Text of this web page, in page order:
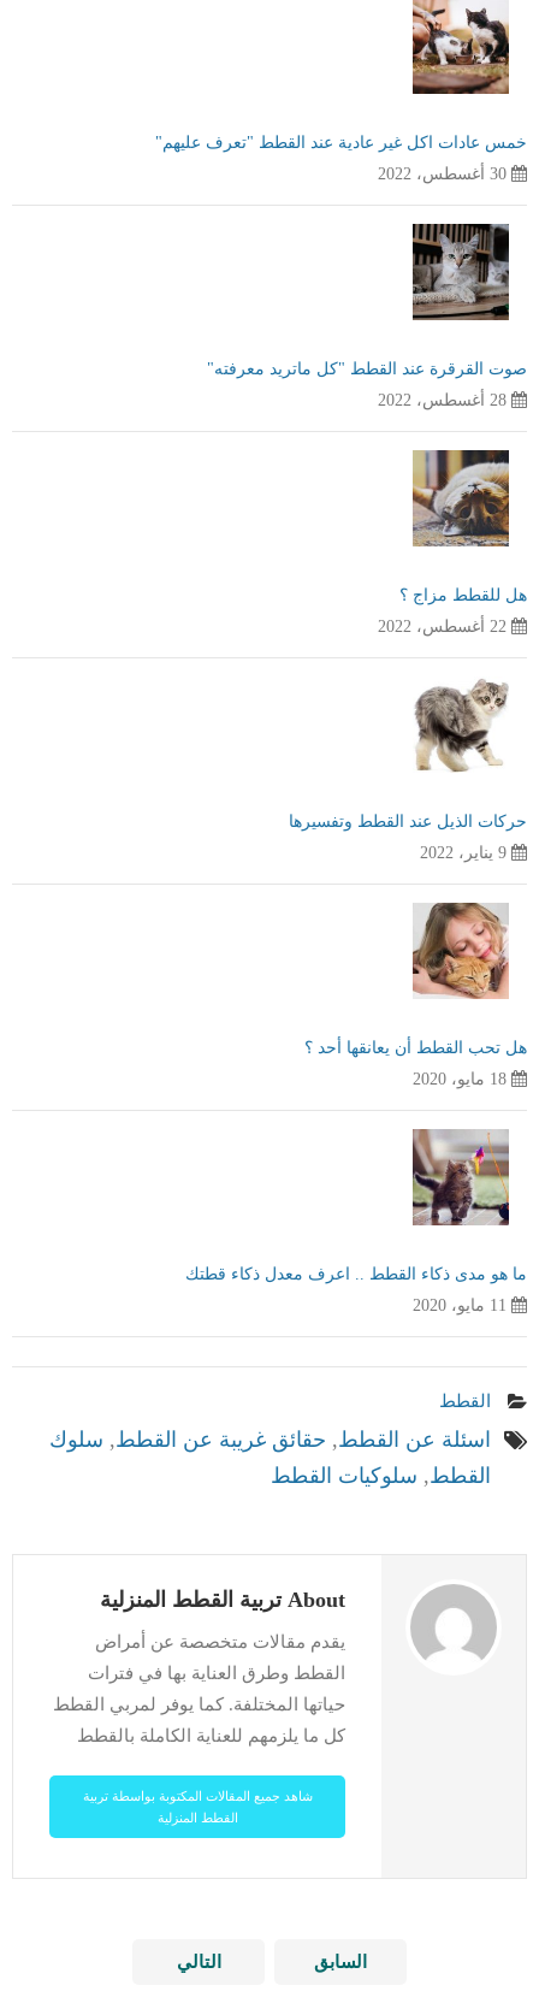
خمس عادات اكل غير عادية عند القطط "تعرف عليهم"
30 أغسطس، 2022
صوت القرقرة عند القطط "كل ماتريد معرفته"
28 أغسطس، 2022
هل للقطط مزاج ؟
22 أغسطس، 2022
حركات الذيل عند القطط وتفسيرها
9 يناير، 2022
هل تحب القطط أن يعانقها أحد ؟
18 مايو، 2020
ما هو مدى ذكاء القطط .. اعرف معدل ذكاء قطتك
11 مايو، 2020
القطط
اسئلة عن القطط, حقائق غريبة عن القطط, سلوك
القطط, سلوكيات القطط
About تربية القطط المنزلية
يقدم مقالات متخصصة عن أمراض
القطط وطرق العناية بها في فترات
حياتها المختلفة. كما يوفر لمربي القطط
كل ما يلزمهم للعناية الكاملة بالقطط
شاهد جميع المقالات المكتوبة بواسطة تربية
القطط المنزلية
السابق التالي